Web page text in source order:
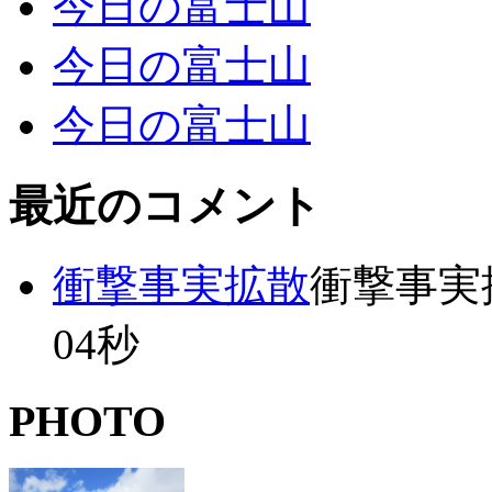
今日の富士山
今日の富士山
最近のコメント
衝撃事実拡散衝撃事実
04秒
PHOTO